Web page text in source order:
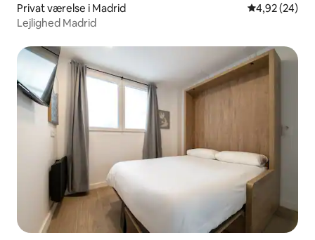
Privat værelse i Madrid 4,92 ud af 5 i
4,92 (24)
Lejlighed Madrid